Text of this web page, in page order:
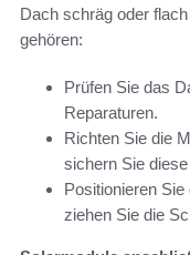
Dach schräg oder
gehören:
Prüfen Sie das
Reparaturen.
Richten Sie die
sichern Sie
Positionieren
ziehen Sie die